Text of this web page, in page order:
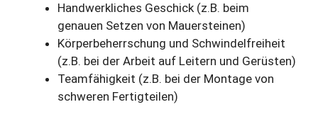
Handwerkliches Geschick (z.B. beim
genauen Setzen von Mauersteinen)
Körperbeherrschung und Schwindelfreiheit
(z.B. bei der Arbeit auf Leitern und Gerüsten)
Teamfähigkeit (z.B. bei der Montage von
schweren Fertigteilen)